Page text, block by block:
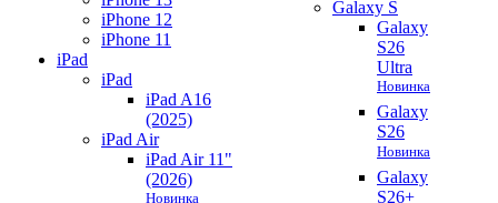
iPhone 12
iPhone 11
iPad
iPad
iPad A16
(2025)
iPad Air
iPad Air 11"
(2026)
Новинка
Galaxy S
Galaxy
S26
Ultra
Новинка
Galaxy
S26
Новинка
Galaxy
S26+